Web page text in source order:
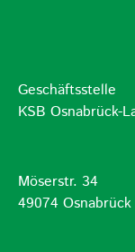
Geschäftsstelle
KSB Osnabrück-
Möserstr. 34
49074 Osnabrück